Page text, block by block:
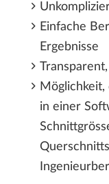
Einfache
Ergebnisse
Möglichkeit,
in einer